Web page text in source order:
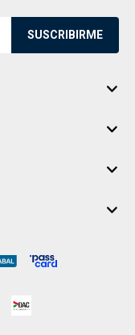
SUSCRIBIRME